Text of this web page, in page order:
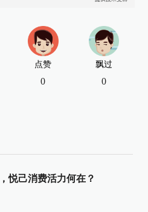
点赞
0
飘过
0
悦己消费活力何在？